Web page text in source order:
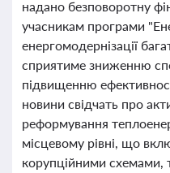
надано безповоротну
учасникам програми
енергомодернізації
сприятиме зниженню
підвищенню
новини свідчать про
реформування
місцевому рівні, що
корупційними схемами,